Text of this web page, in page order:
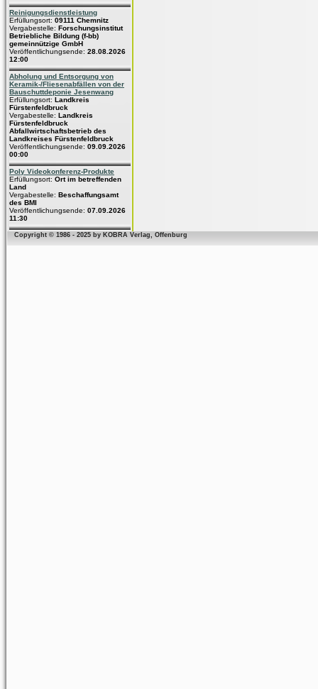
Reinigungsdienstleistung
Erfüllungsort: 09111 Chemnitz
Vergabestelle: Forschungsinstitut
Betriebliche Bildung (f-bb)
gemeinnützige GmbH
Veröffentlichungsende: 28.08.2026
12:00
Abholung und Entsorgung von
Keramik-/Fliesenabfällen von der
Bauschuttdeponie Jesenwang
Erfüllungsort: Landkreis
Fürstenfeldbruck
Vergabestelle: Landkreis
Fürstenfeldbruck
Abfallwirtschaftsbetrieb des
Landkreises Fürstenfeldbruck
Veröffentlichungsende: 09.09.2026
00:00
Poly Videokonferenz-Produkte
Erfüllungsort: Ort im betreffenden
Land
Vergabestelle: Beschaffungsamt
des BMI
Veröffentlichungsende: 07.09.2026
11:30
Copyright © 1986 - 2025 by KOBRA Verlag, Offenburg